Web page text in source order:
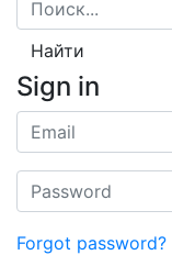
Найти
Sign in
Forgot password?